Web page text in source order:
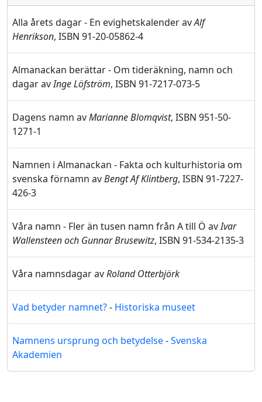
Alla årets dagar - En evighetskalender avAlf
Henrikson, ISBN 91-20-05862-4
Almanackan berättar - Om tideräkning, namn och
dagar avInge Löfström, ISBN 91-7217-073-5
Dagens namn avMarianne Blomqvist, ISBN 951-50-
1271-1
Namnen i Almanackan - Fakta och kulturhistoria om
svenska förnamn avBengt Af Klintberg, ISBN 91-7227-
426-3
Våra namn - Fler än tusen namn från A till Ö avIvar
Wallensteen och Gunnar Brusewitz, ISBN 91-534-2135-3
Våra namnsdagar avRoland Otterbjörk
Vad betyder namnet?- Historiska museet
Namnens ursprung och betydelse-Svenska
Akademien